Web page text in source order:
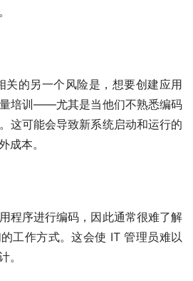
关的另一个风险是，想要创建应用
培训——尤其是当他们不熟悉编码
这可能会导致新系统启动和运行的
成本。
程序进行编码，因此通常很难了解
工作方式。这会使 IT 管理员难以
。